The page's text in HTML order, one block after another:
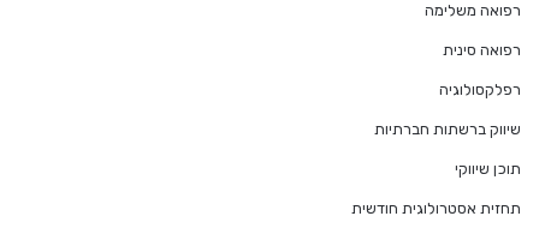
רפואה משלימה
רפואה סינית
רפלקסולוגיה
שיווק ברשתות חברתיות
תוכן שיווקי
תחזית אסטרולוגית חודשית